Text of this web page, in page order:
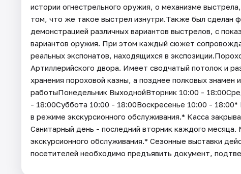
истории огнестрельного оружия, о механизме
том, что же такое выстрел изнутри.Также был сделан
демонстрацией различных вариантов выстрелов, с
вариантов оружия. При этом каждый сюжет
реальных экспонатов, находящихся в
Артиллерийского двора. Имеет сводчатый потолок и
хранения пороховой казны, а позднее полковых знамен
работыПонедельник ВыходнойВторник 10:00 -
- 18:00Суббота 10:00 - 18:00Воскресенье 10:00 -
в режиме экскурсионного обслуживания.* Касса
Санитарный день - последний вторник каждого
экскурсионного обслуживания.* Cезонные выставки
посетителей необходимо предъявить документ,